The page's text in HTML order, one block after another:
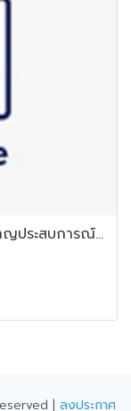
Team Building ริมทะเลใต้ โดยผู้เชี่ยวชาญประสบการณ์กว่า 20 ปี
| ลงประกาศ